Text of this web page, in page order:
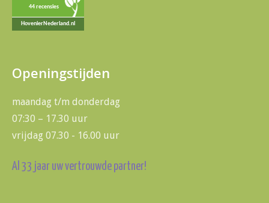
44 recensies
HovenierNederland.nl
Openingstijden
maandag t/m donderdag
07:30 – 17.30 uur
vrijdag 07.30 - 16.00 uur
Al 33 jaar uw vertrouwde partner!